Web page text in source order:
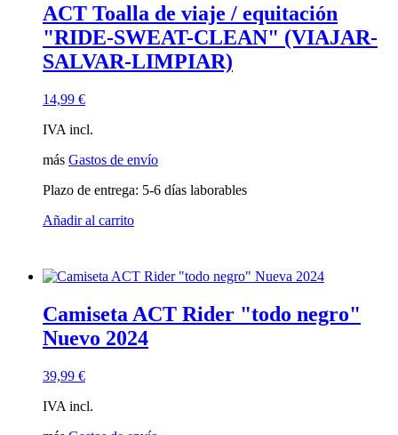
ACT Toalla de viaje / equitación
"RIDE-SWEAT-CLEAN" (VIAJAR-
SALVAR-LIMPIAR)
14,99 €
IVA incl.
más Gastos de envío
Plazo de entrega: 5-6 días laborables
Añadir al carrito
Camiseta ACT Rider "todo negro"
Nuevo 2024
39,99 €
IVA incl.